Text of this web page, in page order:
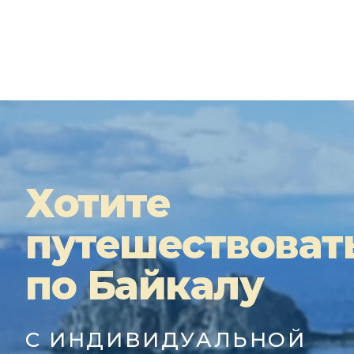
Хотите
по Байкалу
С ИНДИВИДУАЛЬНОЙ